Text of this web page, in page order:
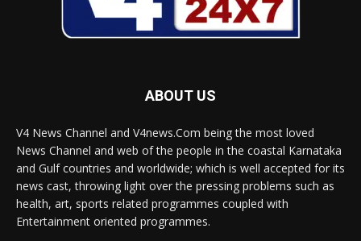
ABOUT US
V4 News Channel and V4news.Com being the most loved
News Channel and web of the people in the coastal Karnataka
and Gulf countries and worldwide; which is well accepted for its
news cast, throwing light over the pressing problems such as
health, art, sports related programmes coupled with
Entertainment oriented programmes.